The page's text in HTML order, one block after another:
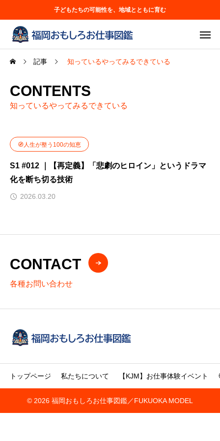
子どもたちの可能性を、地域とともに育む
記事 知っているやってみるできている
CONTENTS
知っているやってみるできている
🧭人生が整う100の知恵
S1 #012 ｜【再定義】「悲劇のヒロイン」というドラマ
化を断ち切る技術
2026.03.20
CONTACT
各種お問い合わせ
トップページ 私たちについて 【KJM】お仕事体験イベント
© 2026 福岡おもしろお仕事図鑑／FUKUOKA MODEL